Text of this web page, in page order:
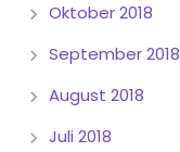
Oktober 2018
September 2018
August 2018
Juli 2018